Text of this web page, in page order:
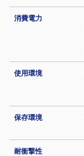
消費電力
使用環境
保存環境
耐衝撃性